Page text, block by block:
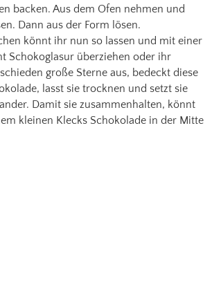
backen. Aus dem Ofen nehmen und
Dann aus der Form lösen.
könnt ihr nun so lassen und mit einer
Schokoglasur überziehen oder ihr
große Sterne aus, bedeckt diese
lasst sie trocknen und setzt sie
Damit sie zusammenhalten, könnt
kleinen Klecks Schokolade in der Mitte